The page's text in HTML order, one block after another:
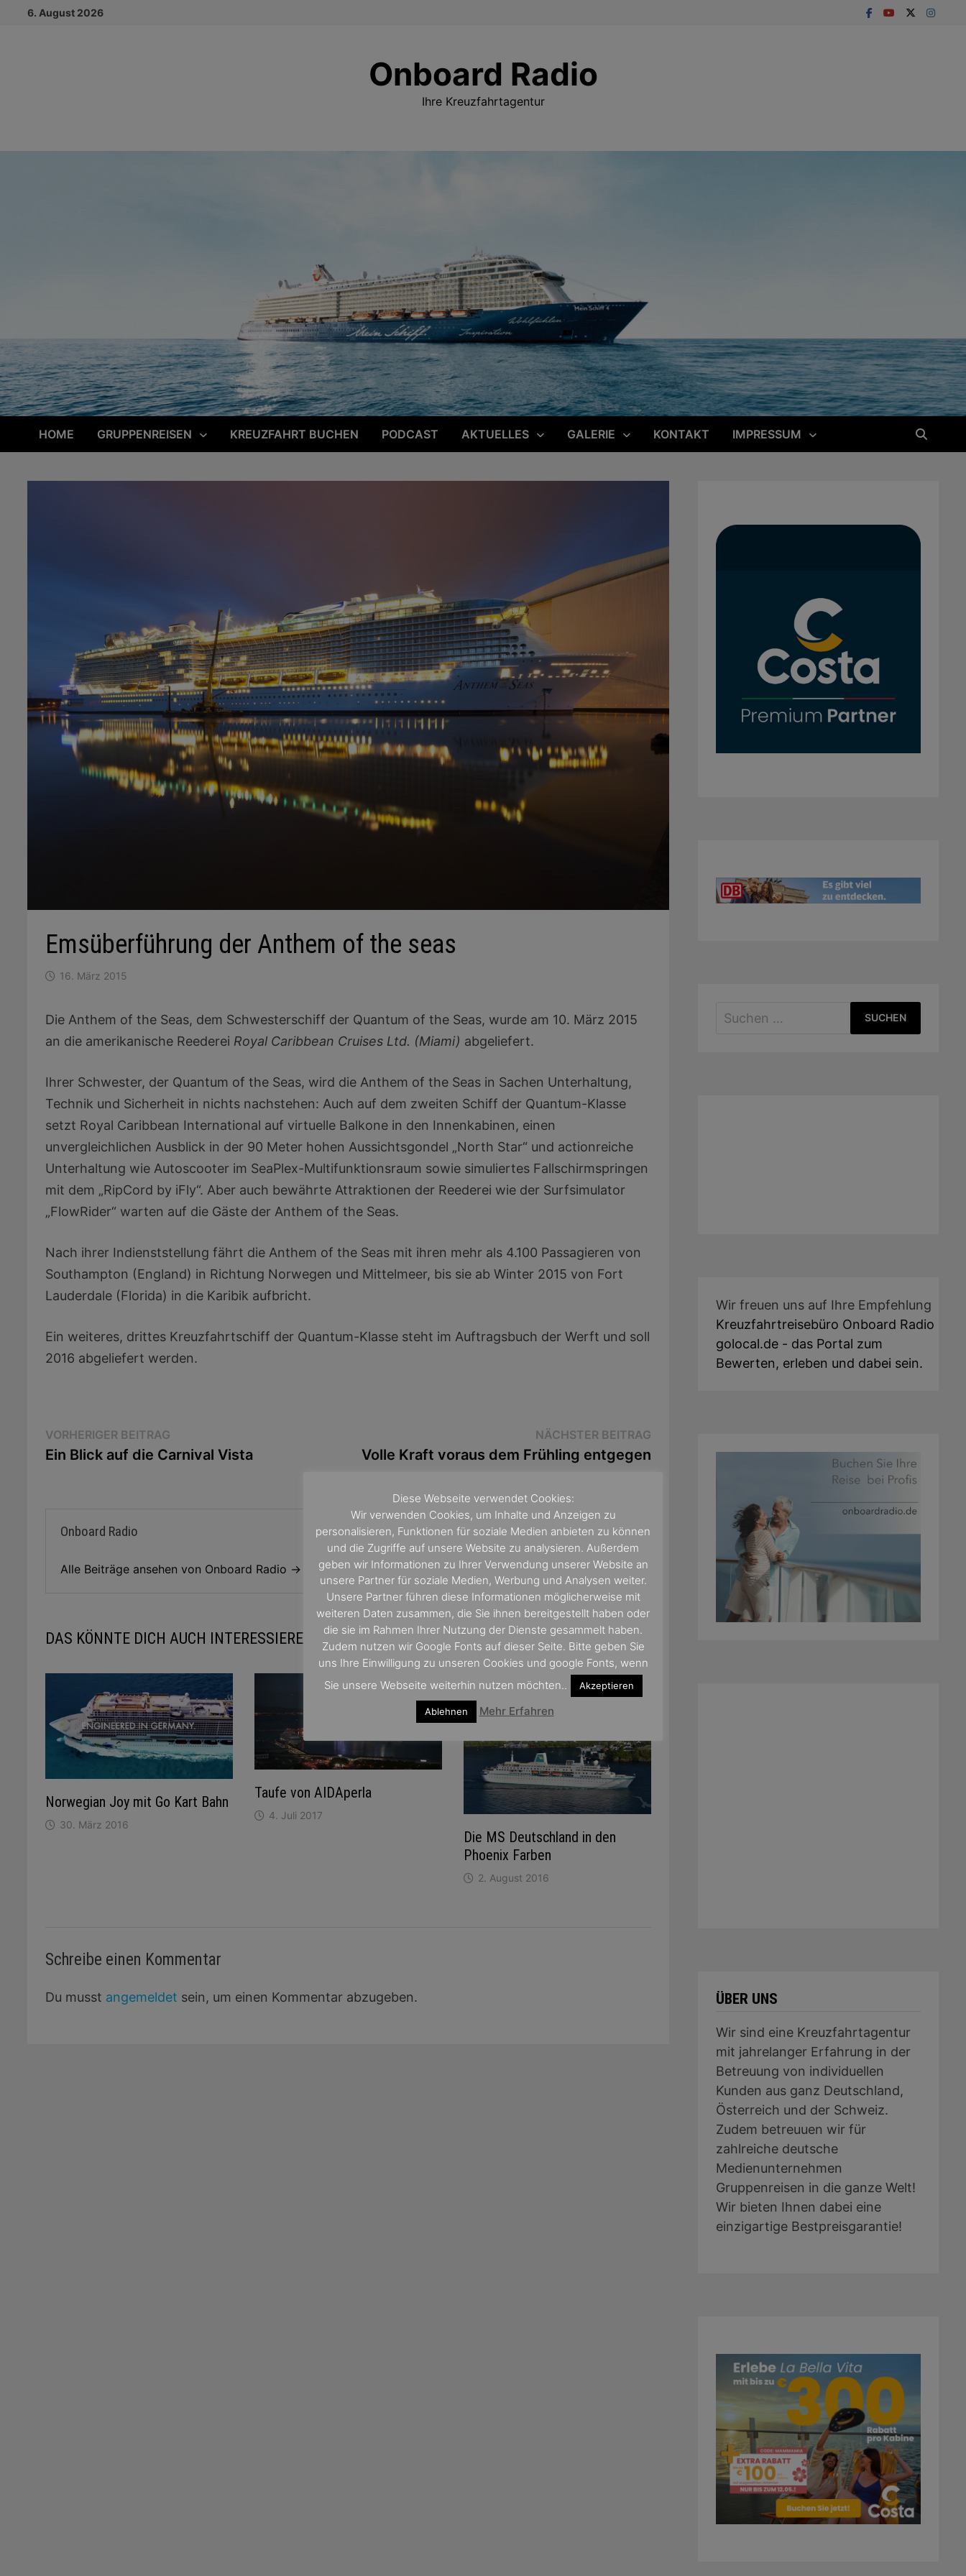
6. August 2026
Onboard Radio
Ihre Kreuzfahrtagentur
HOME GRUPPENREISEN KREUZFAHRT BUCHEN PODCAST AKTUELLES GALERIE KONTAKT IMPRESSUM
Emsüberführung der Anthem of the seas
16. März 2015
Die Anthem of the Seas, dem Schwesterschiff der Quantum of the Seas, wurde am 10. März 2015
an die amerikanische Reederei Royal Caribbean Cruises Ltd. (Miami) abgeliefert.
Ihrer Schwester, der Quantum of the Seas, wird die Anthem of the Seas in Sachen Unterhaltung,
Technik und Sicherheit in nichts nachstehen: Auch auf dem zweiten Schiff der Quantum-Klasse
setzt Royal Caribbean International auf virtuelle Balkone in den Innenkabinen, einen
unvergleichlichen Ausblick in der 90 Meter hohen Aussichtsgondel „North Star“ und actionreiche
Unterhaltung wie Autoscooter im SeaPlex-Multifunktionsraum sowie simuliertes Fallschirmspringen
mit dem „RipCord by iFly“. Aber auch bewährte Attraktionen der Reederei wie der Surfsimulator
„FlowRider“ warten auf die Gäste der Anthem of the Seas.
Nach ihrer Indienststellung fährt die Anthem of the Seas mit ihren mehr als 4.100 Passagieren von
Southampton (England) in Richtung Norwegen und Mittelmeer, bis sie ab Winter 2015 von Fort
Lauderdale (Florida) in die Karibik aufbricht.
Ein weiteres, drittes Kreuzfahrtschiff der Quantum-Klasse steht im Auftragsbuch der Werft und soll
2016 abgeliefert werden.
Beitragsnavigation
VORHERIGER BEITRAG
Beitrag:
Ein Blick auf die Carnival Vista
NÄCHSTER BEITRAGNächster
Beitrag:
Volle Kraft voraus dem Frühling entgegen
Onboard Radio
Alle Beiträge ansehen von Onboard Radio →
DAS KÖNNTE DICH AUCH INTERESSIEREN
Norwegian Joy mit Go Kart Bahn
30. März 2016
Taufe von AIDAperla
4. Juli 2017
Die MS Deutschland in den
Phoenix Farben
2. August 2016
Schreibe einen Kommentar
Du musst angemeldet sein, um einen Kommentar abzugeben.
Suchen
Wir freuen uns auf Ihre Empfehlung
Kreuzfahrtreisebüro Onboard Radio
golocal.de - das Portal zum
Bewerten, erleben und dabei sein.
ÜBER UNS
Wir sind eine Kreuzfahrtagentur
mit jahrelanger Erfahrung in der
Betreuung von individuellen
Kunden aus ganz Deutschland,
Österreich und der Schweiz.
Zudem betreuuen wir für
zahlreiche deutsche
Medienunternehmen
Gruppenreisen in die ganze Welt!
Wir bieten Ihnen dabei eine
einzigartige Bestpreisgarantie!
Diese Webseite verwendet Cookies:
Wir verwenden Cookies, um Inhalte und Anzeigen zu
personalisieren, Funktionen für soziale Medien anbieten zu können
und die Zugriffe auf unsere Website zu analysieren. Außerdem
geben wir Informationen zu Ihrer Verwendung unserer Website an
unsere Partner für soziale Medien, Werbung und Analysen weiter.
Unsere Partner führen diese Informationen möglicherweise mit
weiteren Daten zusammen, die Sie ihnen bereitgestellt haben oder
die sie im Rahmen Ihrer Nutzung der Dienste gesammelt haben.
Zudem nutzen wir Google Fonts auf dieser Seite. Bitte geben Sie
uns Ihre Einwilligung zu unseren Cookies und google Fonts, wenn
Sie unsere Webseite weiterhin nutzen möchten..
Akzeptieren
Ablehnen Mehr Erfahren